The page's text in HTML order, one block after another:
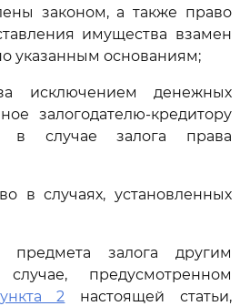
законом, а также право
имущества взамен
указанным основаниям;
исключением денежных
залогодателю-кредитору
в случае залога права
в случаях, установленных
залога другим
предусмотренном
2 настоящей статьи,